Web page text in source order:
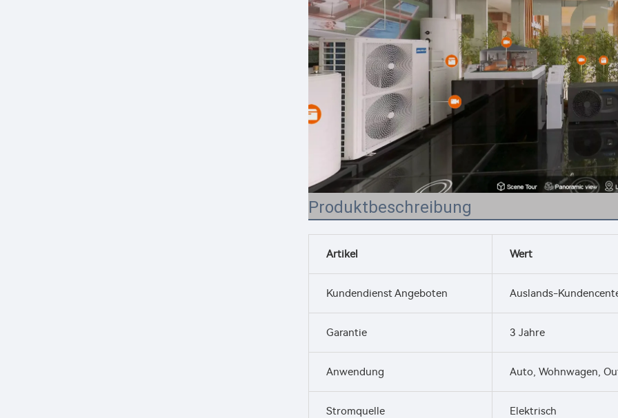
Produktbeschreibung
Artikel Wert
Kundendienst Angeboten Auslands-
Garantie 3 Jahre
Anwendung Auto, Wohnwagen,
Stromquelle Elektrisch